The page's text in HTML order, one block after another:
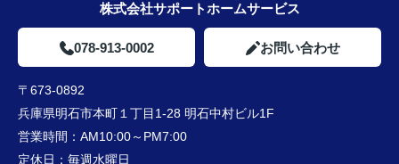
株式会社サポートホームサービス
078-913-0002 お問い合わせ
〒673-0892
兵庫県明石市本町１丁目1-28 明石中村ビル1F
営業時間： AM10:00～PM7:00
定休日： 毎週水曜日